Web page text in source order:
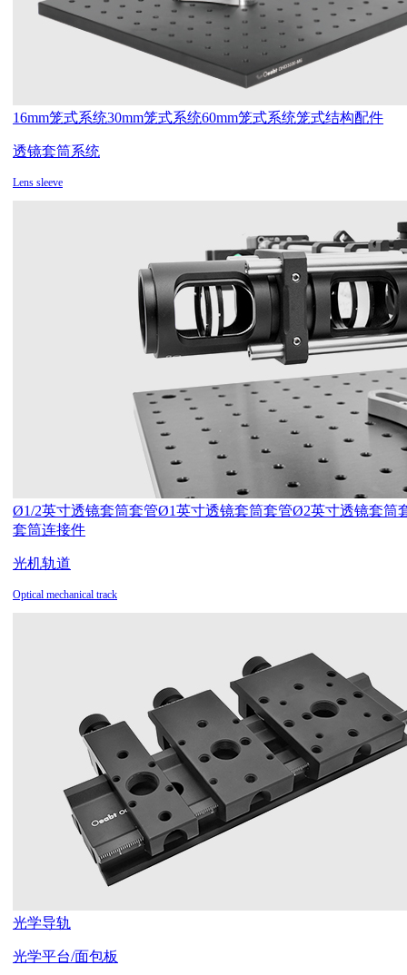
16mm笼式系统30mm笼式系统60mm笼式系统笼式结构配件
透镜套筒系统
Lens sleeve
Ø1/2英寸透镜套筒套管Ø1英寸透镜套筒套管Ø2英寸透镜套筒
套筒连接件
光机轨道
Optical mechanical track
光学导轨
光学平台/面包板